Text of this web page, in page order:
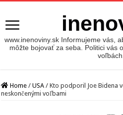
www.inenoviny.sk Informujeme vás,
môžte bojovať za seba. Politici vás
voľbách.
Home / USA / Kto podporil Joe Bidena
neskončenými voľbami